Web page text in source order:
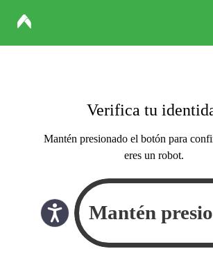
Verifica tu
Mantén presionado el botón para
eres un robot.